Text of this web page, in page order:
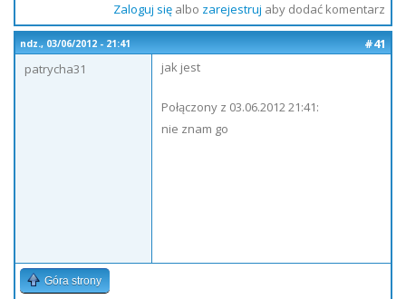
Zaloguj sięalbo zarejestruj aby dodać komentarz
ndz., 03/06/2012 - 21:41
#41
patrycha31
jak jest
Połączony z 03.06.2012 21:41:
nie znam go
Góra strony